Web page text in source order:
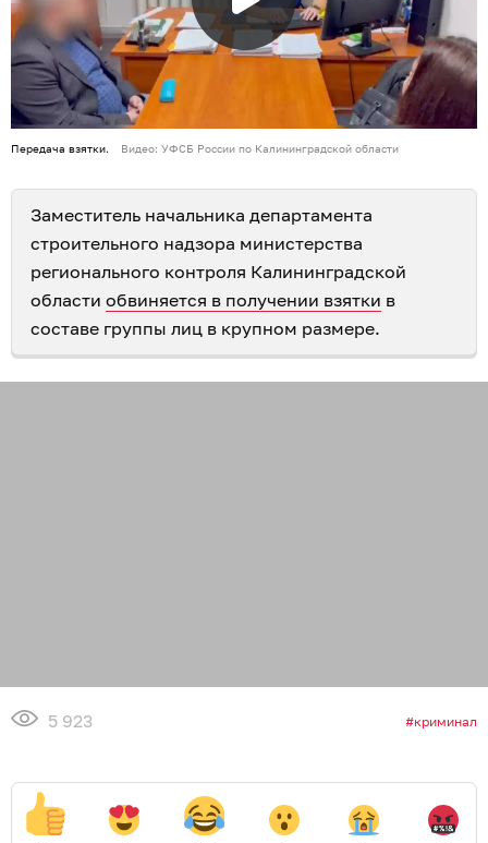
Передача взятки. Видео: УФСБ России по Калининградской области
Заместитель начальника департамента
строительного надзора министерства
регионального контроля Калининградской
области обвиняется в получении взятки в
составе группы лиц в крупном размере.
5 923 криминал